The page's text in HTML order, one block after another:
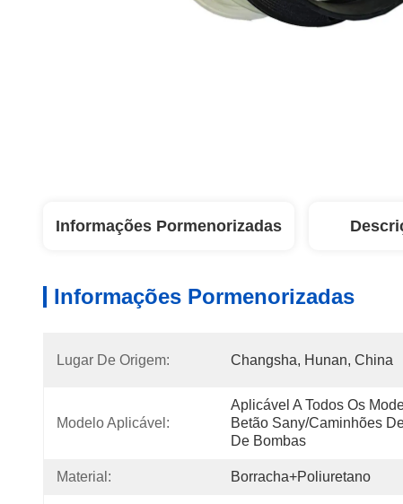
Informações Pormenorizadas
Informações Pormenorizadas
Lugar De Origem: Changsha, Hunan, China
Modelo Aplicável:
Aplicável A Todos Os
Betão Sany/caminhões
De Bombas
Material: Borracha+poliuretano